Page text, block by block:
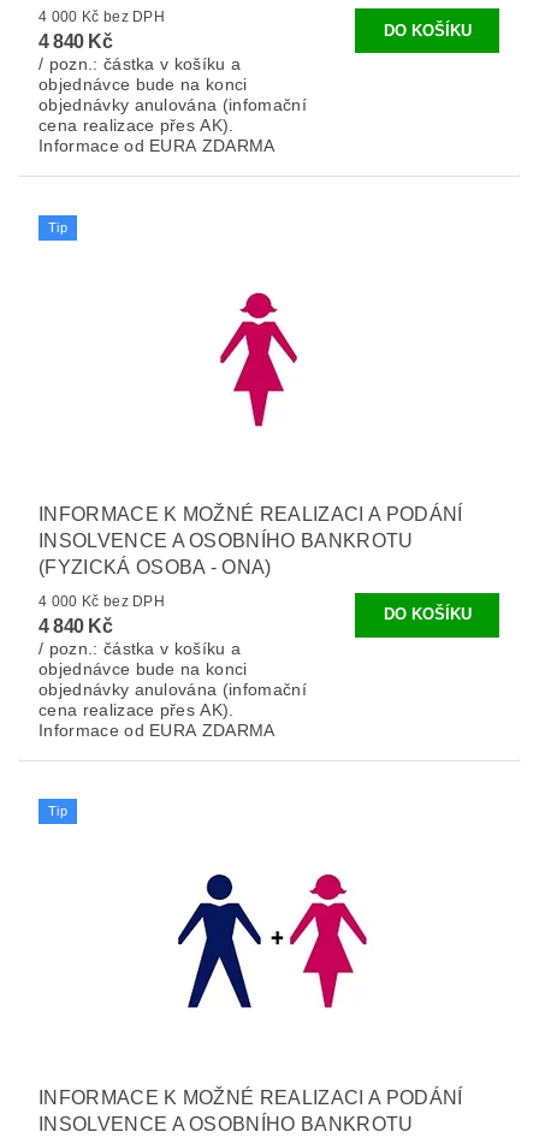
4 000 Kč bez DPH
4 840 Kč
/ pozn.: částka v košíku a
objednávce bude na konci
objednávky anulována (infomační
cena realizace přes AK).
Informace od EURA ZDARMA
Tip
INFORMACE K MOŽNÉ REALIZACI A PODÁNÍ
INSOLVENCE A OSOBNÍHO BANKROTU
(FYZICKÁ OSOBA - ONA)
4 000 Kč bez DPH
4 840 Kč
/ pozn.: částka v košíku a
objednávce bude na konci
objednávky anulována (infomační
cena realizace přes AK).
Informace od EURA ZDARMA
Tip
INFORMACE K MOŽNÉ REALIZACI A PODÁNÍ
INSOLVENCE A OSOBNÍHO BANKROTU